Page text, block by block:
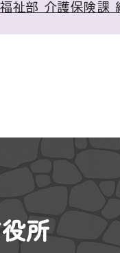
福祉部 介護保険課
所